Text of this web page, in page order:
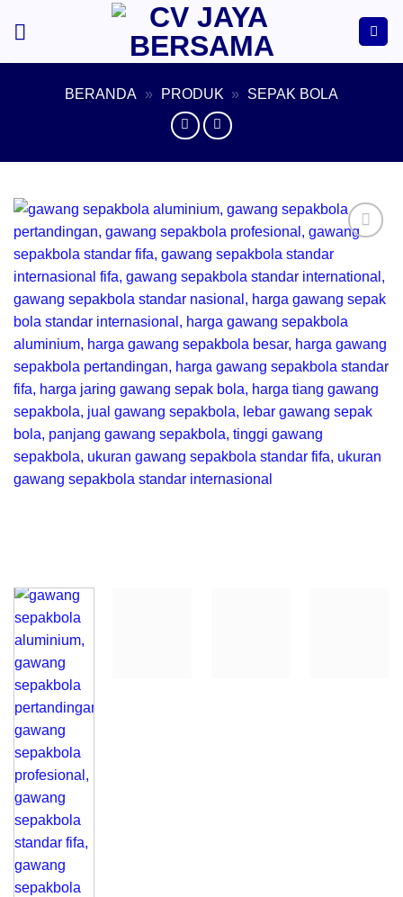
BERANDA » PRODUK » SEPAK BOLA
wishlist